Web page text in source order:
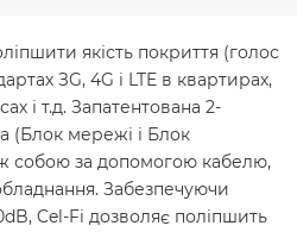
якість покриття (голос
ЗG, 4G і LTE в квартирах,
і т.д. Запатентована 2-
(Блок мережі і Блок
собою за допомогою кабелю,
Забезпечуючи
Cel-Fi дозволяє поліпшить